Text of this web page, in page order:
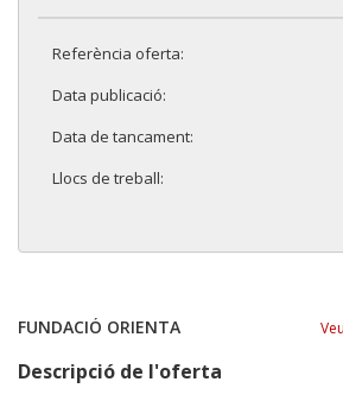
Referència oferta:
Data publicació:
Data de tancament:
Llocs de treball:
FUNDACIÓ ORIENTA
Descripció de l'oferta